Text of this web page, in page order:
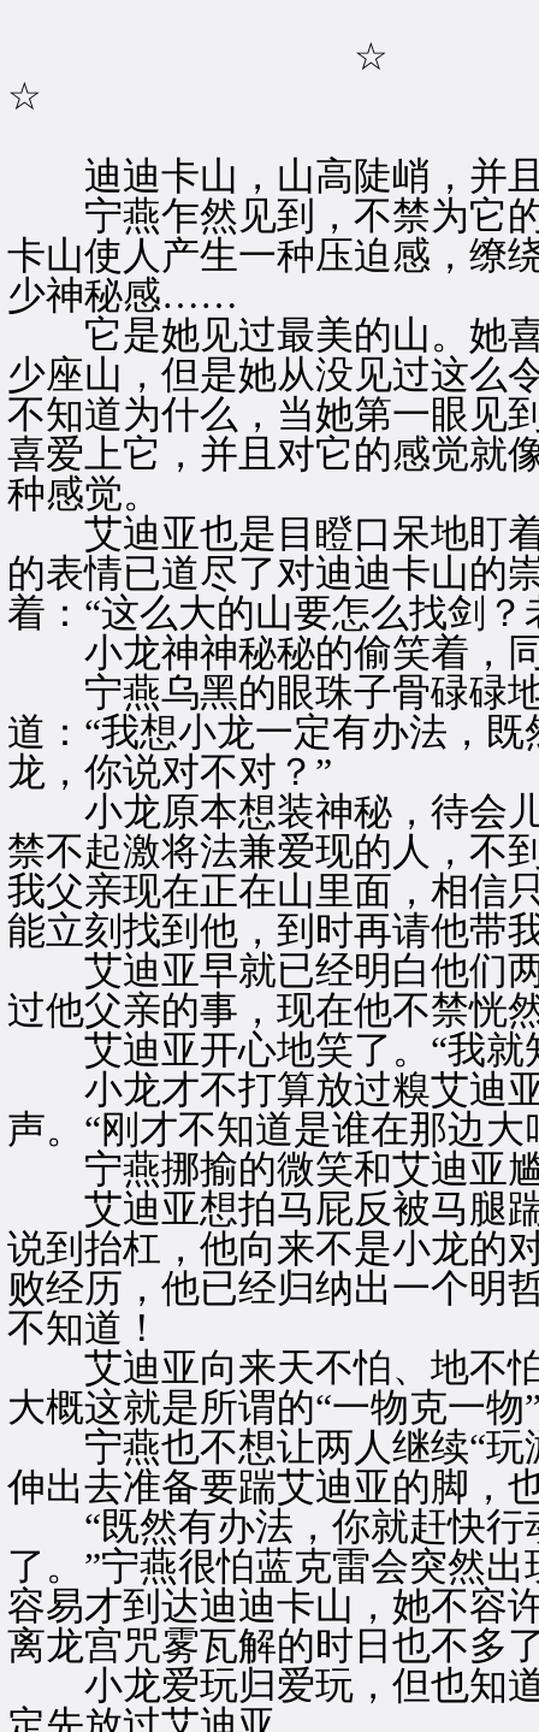
☆
☆
迪迪卡山，山高陡峭，并
宁燕乍然见到，不禁为它的
卡山使人产生一种压迫感，缭
少神秘感……
它是她见过最美的山。她喜
少座山，但是她从没见过这么
不知道为什么，当她第一眼见
喜爱上它，并且对它的感觉
种感觉。
艾迪亚也是目瞪口呆地盯着
的表情已道尽了对迪迪卡山的
着：“这么大的山要怎么找剑？
小龙神神秘秘的偷笑着，同
宁燕乌黑的眼珠子骨碌碌地
道：“我想小龙一定有办法，
龙，你说对不对？”
小龙原本想装神秘，待会儿
禁不起激将法兼爱现的人，不
我父亲现在正在山里面，相信
能立刻找到他，到时再请他带
艾迪亚早就已经明白他们两
过他父亲的事，现在他不禁恍
艾迪亚开心地笑了。“我就
小龙才不打算放过糗艾迪亚
声。“刚才不知道是谁在那边大
宁燕挪揄的微笑和艾迪亚尴
艾迪亚想拍马屁反被马腿踹
说到抬杠，他向来不是小龙的
败经历，他已经归纳出一个
不知道！
艾迪亚向来天不怕、地不怕
大概这就是所谓的“一物克一物
宁燕也不想让两人继续“玩
伸出去准备要踹艾迪亚的脚，
“既然有办法，你就赶快行
了。”宁燕很怕蓝克雷会突然
容易才到达迪迪卡山，她不容
离龙宫咒雾瓦解的时日也不
小龙爱玩归爱玩，但也知道